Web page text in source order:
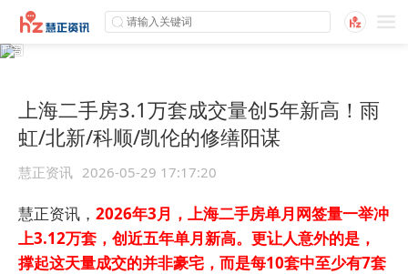
上海二手房3.1万套成交量创5年新高！雨
虹/北新/科顺/凯伦的修缮阳谋
慧正资讯 2026-05-29 17:17:20
慧正资讯， 2026年3月，上海二手房单月网签量一举冲
上3.12万套，创近五年单月新高。更让人意外的是，
撑起这天量成交的并非豪宅，而是每10套中至少有7套